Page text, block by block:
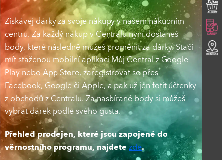
Získávej dárky za svoje nákupy v našem nákupním
centru. Za každý nákup v Centralu nyní dostaneš
body, které následně můžeš proměnit za dárky. Stačí
mít staženou mobilní aplikaci Můj Central z Google
Play nebo App Store, zaregistrovat se přes
Facebook, Google či Apple, a pak už jen fotit účtenky
z obchodů z Centralu. Za nasbírané body si můžeš
vybrat dárek podle svého gusta.
Přehled prodejen, které jsou zapojené do
věrnostního programu, najdete zde.